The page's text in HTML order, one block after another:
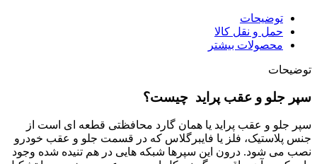
توضیحات
حمل و نقل کالا
محصولات بیشتر
توضیحات
سپر جلو و عقب پراید چیست؟
سپر جلو و عقب پراید یا همان گارد محافظتی قطعه ای است از
جنس پلاستیک، فلز یا فایبرگلاس که در قسمت جلو و عقب خودرو
نصب می شود. درون این سپرها شبکه هایی در هم تنیده شده وجود